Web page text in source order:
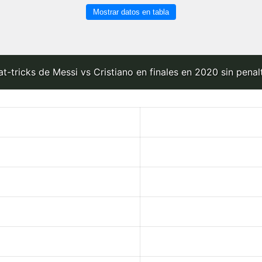
Mostrar datos en tabla
tricks de Messi vs Cristiano en finales en 2020 sin